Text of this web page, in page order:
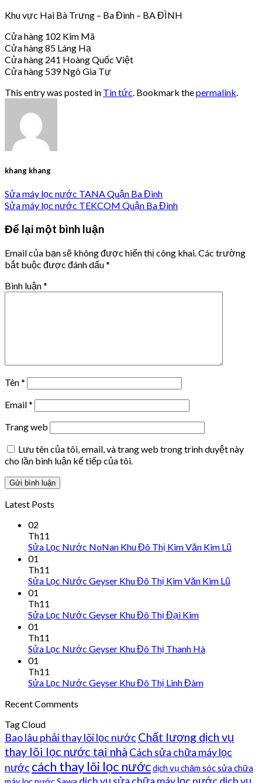
Khu vực Hai Bà Trưng – Ba Đình – BA ĐÌNH
Cửa hàng 102 Kim Mã
Cửa hàng 85 Láng Hạ
Cửa hàng 241 Hoàng Quốc Việt
Cửa hàng 539 Ngô Gia Tự
This entry was posted in Tin tức . Bookmark thepermalink
khang khang
Sửa máy lọc nước TANA Quận Ba Đình
Sửa máy lọc nước TEKCOM Quận Ba Đình
Để lại một bình luận
Email của bạn sẽ không được hiển thị công khai. Các trường
bắt buộc được đánh dấu*
Bình luận*
Tên*
Email*
Trang web
Lưu tên của tôi, email, và trang web trong trình duyệt này
cho lần bình luận kế tiếp của tôi.
Latest Posts
02
Th11
Sửa Lọc Nước NoNan Khu Đô Thị Kim Văn Kim Lũ
01
Th11
Sửa Lọc Nước Geyser Khu Đô Thị Kim Văn Kim Lũ
01
Th11
Sửa Lọc Nước Geyser Khu Đô Thị Đại Kim
01
Th11
Sửa Lọc Nước Geyser Khu Đô Thị Thanh Hà
01
Th11
Sửa Lọc Nước Geyser Khu Đô Thị Linh Đàm
Recent Comments
Tag Cloud
Bao lâu phải thay lõi lọc nước Chất lượng dịch vụ
thay lõi lọc nước tại nhà Cách sửa chữa máy lọc
nước cách thay lõi lọc nướcdịch vụ chăm sóc sửa chữa